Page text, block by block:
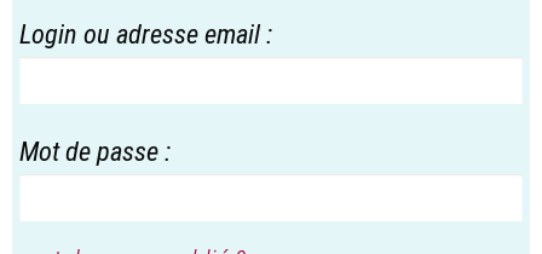
Login ou adresse email :
Mot de passe :